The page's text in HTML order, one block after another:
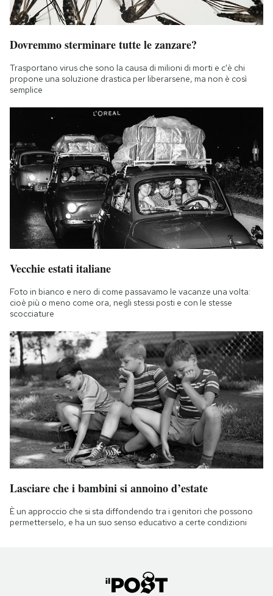
Dovremmo sterminare tutte le zanzare?
Trasportano virus che sono la causa di milioni di morti e c'è chi
propone una soluzione drastica per liberarsene, ma non è così
semplice
Vecchie estati italiane
Foto in bianco e nero di come passavamo le vacanze una volta:
cioè più o meno come ora, negli stessi posti e con le stesse
scocciature
Lasciare che i bambini si annoino d’estate
È un approccio che si sta diffondendo tra i genitori che possono
permetterselo, e ha un suo senso educativo a certe condizioni